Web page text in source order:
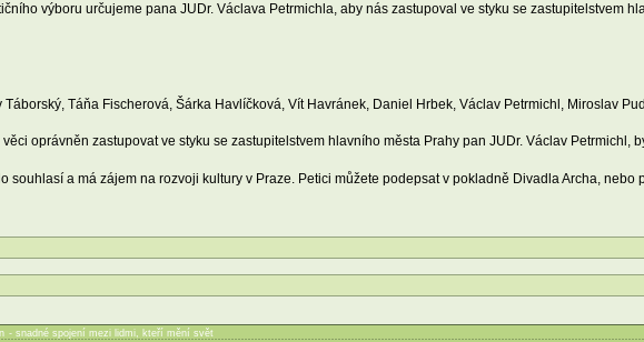
výboru určujeme pana JUDr. Václava Petrmichla, aby nás zastupoval ve styku se zastupitelstvem
Táňa Fischerová, Šárka Havlíčková, Vít Havránek, Daniel Hrbek, Václav Petrmichl, Miroslav
oprávněn zastupovat ve styku se zastupitelstvem hlavního města Prahy pan JUDr. Václav Petrmichl,
souhlasí a má zájem na rozvoji kultury v Praze. Petici můžete podepsat v pokladně Divadla Archa, nebo
- snadné spojení mezi lidmi, kteří mění svět